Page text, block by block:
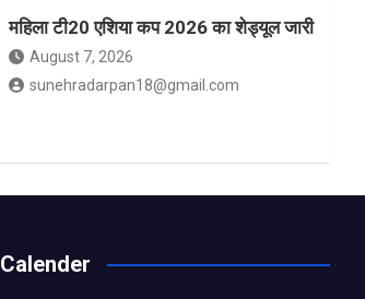
महिला टी20 एशिया कप 2026 का शेड्यूल जारी
August 7, 2026
sunehradarpan18@gmail.com
Calender